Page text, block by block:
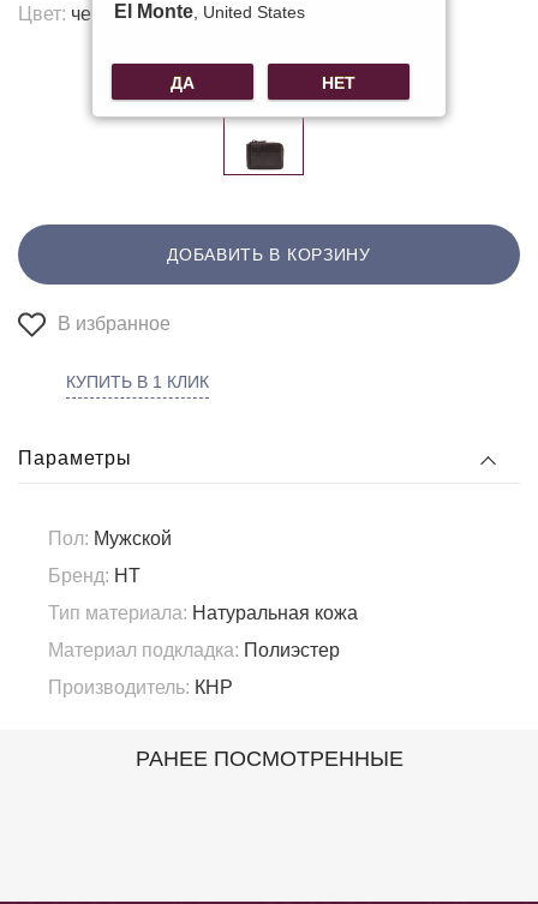
Цвет: черный
ДОБАВИТЬ В КОРЗИНУ
В избранное
КУПИТЬ В 1 КЛИК
Параметры
Пол: Мужской
Бренд: HT
Тип материала: Натуральная кожа
Материал подкладка: Полиэстер
Производитель: КНР
РАНЕЕ ПОСМОТРЕННЫЕ
El Monte , United States
ДА НЕТ